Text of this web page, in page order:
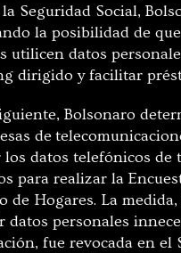
Seguridad Social,
la posibilidad de
utilicen datos
dirigido y facilitar
Bolsonaro
de
datos telefónicos de
para realizar la
de Hogares. La
datos personales
fue revocada en el